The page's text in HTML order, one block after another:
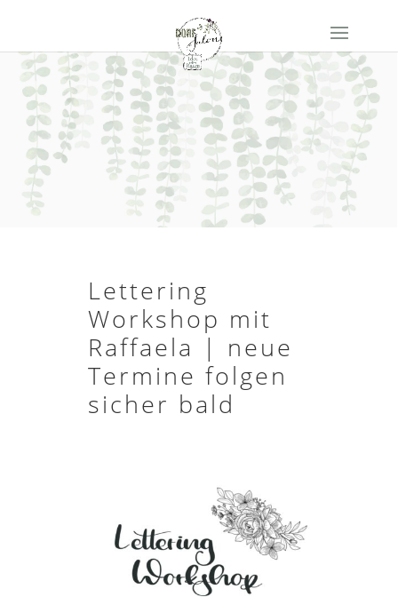
Lettering
Workshop mit
Raffaela | neue
Termine folgen
sicher bald